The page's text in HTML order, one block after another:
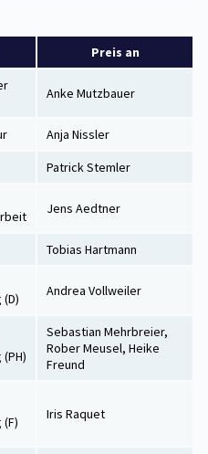
Preis an
Anke Mutzbauer
Anja Nissler
Patrick Stemler
Jens Aedtner
Tobias Hartmann
Andrea Vollweiler
Sebastian Mehrbreier,
Rober Meusel, Heike
Freund
Iris Raquet